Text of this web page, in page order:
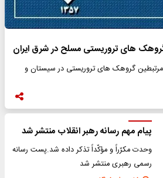
های تروریستی مسلح در شرق ایران
مرتبطین گروهک های تروریستی در سیستان و
پیام مهم رسانه رهبر انقلاب منتشر شد
وحدت مکرّراً و مؤکّداً تذکر داده شد.پست رسانه
رسمی رهبری منتشر شد